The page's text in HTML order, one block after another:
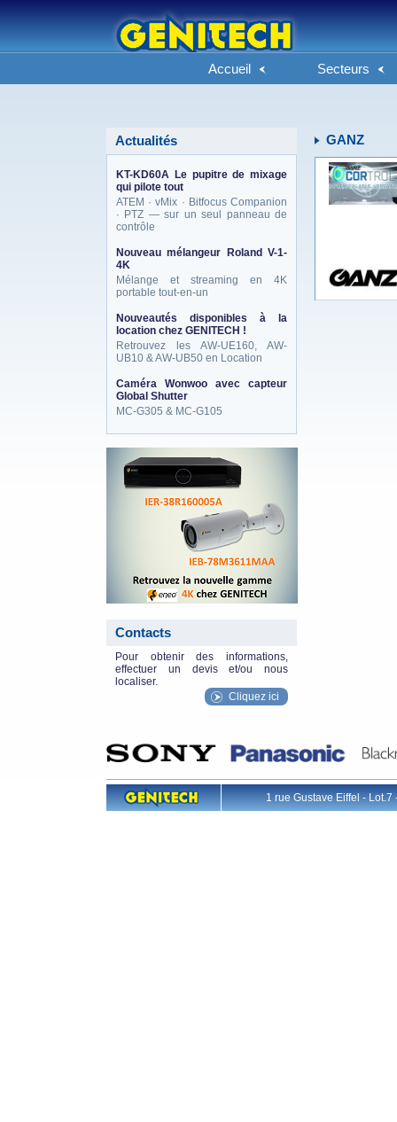
Accueil Secteurs
Actualités
KT-KD60A Le pupitre de mixage
qui pilote tout
ATEM · vMix · Bitfocus Companion
· PTZ — sur un seul panneau de
contrôle
Nouveau mélangeur Roland V-1-
4K
Mélange et streaming en 4K
portable tout-en-un
Nouveautés disponibles à la
location chez GENITECH !
Retrouvez les AW-UE160, AW-
UB10 & AW-UB50 en Location
Caméra Wonwoo avec capteur
Global Shutter
MC-G305 & MC-G105
Contacts
Pour obtenir des informations,
effectuer un devis et/ou nous
localiser.
Cliquez ici
GANZ
1 rue Gustave Eiffel -